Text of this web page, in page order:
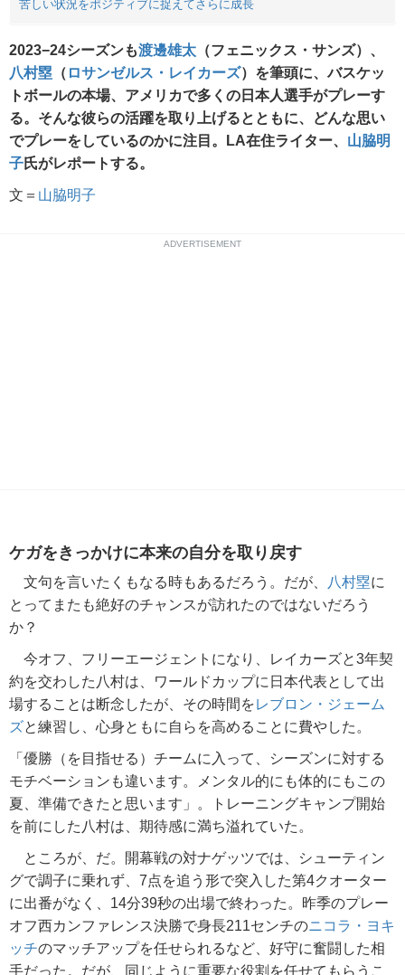
苦しい状況をポジティブに捉えてさらに成長
2023−24シーズンも渡邊雄太 （フェニックス・サンズ）、
八村塁 （ ロサンゼルス・レイカーズ）を筆頭に、バスケッ
トボールの本場、アメリカで多くの日本人選手がプレーす
る。そんな彼らの活躍を取り上げるとともに、どんな思い
でプレーをしているのかに注目。LA在住ライター、 山脇明
子氏がレポートする。
文＝ 山脇明子
ADVERTISEMENT
ケガをきっかけに本来の自分を取り戻す
文句を言いたくもなる時もあるだろう。だが、 八村塁に
とってまたも絶好のチャンスが訪れたのではないだろう
か？
今オフ、フリーエージェントになり、レイカーズと3年契
約を交わした八村は、ワールドカップに日本代表として出
場することは断念したが、その時間をレブロン・ジェーム
ズと練習し、心身ともに自らを高めることに費やした。
「優勝（を目指せる）チームに入って、シーズンに対する
モチベーションも違います。メンタル的にも体的にもこの
夏、準備できたと思います」。トレーニングキャンプ開始
を前にした八村は、期待感に満ち溢れていた。
ところが、だ。開幕戦の対ナゲッツでは、シューティン
グで調子に乗れず、7点を追う形で突入した第4クオーター
に出番がなく、14分39秒の出場で終わった。昨季のプレー
オフ西カンファレンス決勝で身長211センチのニコラ・ヨキ
ッチのマッチアップを任せられるなど、好守に奮闘した相
手だった。だが、同じように重要な役割を任せてもらうこ